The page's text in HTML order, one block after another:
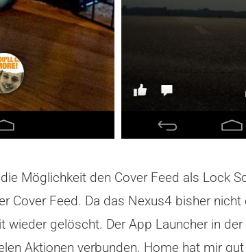
Möglichkeit den Cover Feed als Lock
Cover Feed. Da das Nexus4 bisher
wieder gelöscht. Der App Launcher in
Aktionen verbunden. Home hat mir